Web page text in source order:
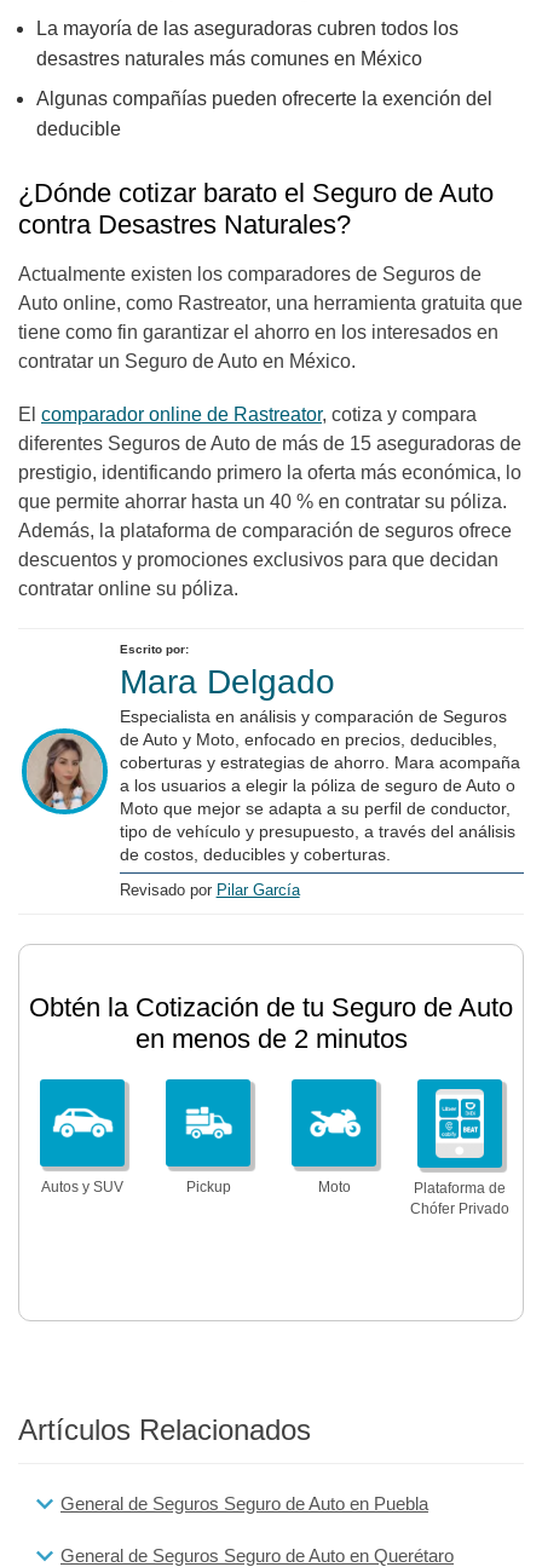
La mayoría de las aseguradoras cubren todos los
desastres naturales más comunes en México
Algunas compañías pueden ofrecerte la exención del
deducible
¿Dónde cotizar barato el Seguro de Auto
contra Desastres Naturales?
Actualmente existen los comparadores de Seguros de
Auto online, como Rastreator, una herramienta gratuita que
tiene como fin garantizar el ahorro en los interesados en
contratar un Seguro de Auto en México.
El comparador online de Rastreator, cotiza y compara
diferentes Seguros de Auto de más de 15 aseguradoras de
prestigio, identificando primero la oferta más económica, lo
que permite ahorrar hasta un 40 % en contratar su póliza.
Además, la plataforma de comparación de seguros ofrece
descuentos y promociones exclusivos para que decidan
contratar online su póliza.
Escrito por:
Mara Delgado
Especialista en análisis y comparación de Seguros
de Auto y Moto, enfocado en precios, deducibles,
coberturas y estrategias de ahorro. Mara acompaña
a los usuarios a elegir la póliza de seguro de Auto o
Moto que mejor se adapta a su perfil de conductor,
tipo de vehículo y presupuesto, a través del análisis
de costos, deducibles y coberturas.
Revisado por Pilar García
Obtén la Cotización de tu Seguro de Auto
en menos de 2 minutos
Autos y SUV Pickup Moto
Plataforma de
Chófer Privado
Artículos Relacionados
General de Seguros Seguro de Auto en Puebla
General de Seguros Seguro de Auto en Querétaro